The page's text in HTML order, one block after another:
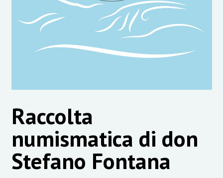
Raccolta
numismatica di don
Stefano Fontana